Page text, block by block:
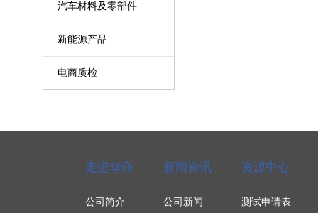
汽车材料及零部件
新能源产品
电商质检
走进华商
公司简介
新闻资讯
公司新闻
资源中心
测试申请表